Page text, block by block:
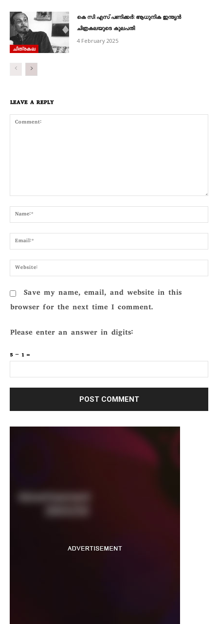
ചിത്രകല
കെ സി എസ്‌ പണിക്കർ: ആധുനിക ഇന്ത്യൻ
ചിത്രകലയുടെ കുലപതി
4 February 2025
LEAVE A REPLY
Save my name, email, and website in this
browser for the next time I comment.
Please enter an answer in digits:
5 − 1 =